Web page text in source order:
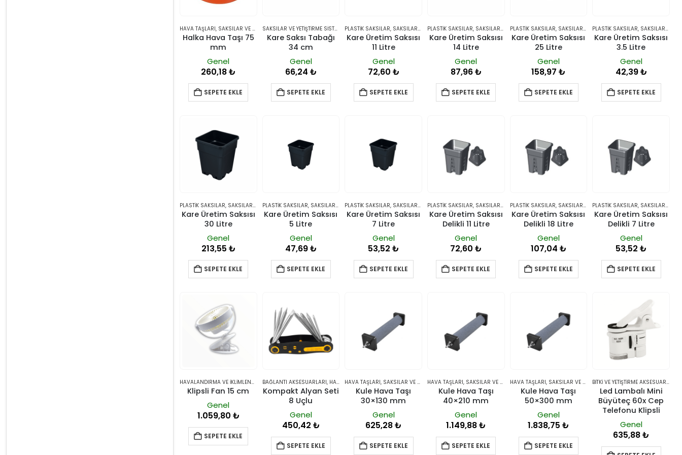
HAVA TAŞLARI, SAKSILAR VE YETIŞTIRME SISTEMLERI
Halka Hava Taşı 75
mm
Genel
260,18₺
SEPETE EKLE
SAKSILAR VE YETIŞTIRME SISTEMLERI ,TABAK VE ALTLIKLAR
Kare Saksı Tabağı
34 cm
Genel
66,24 ₺
SEPETE EKLE
PLASTIK SAKSILAR, SAKSILAR VE YETIŞTIRME SISTEMLERI
Kare Üretim Saksısı
11 Litre
Genel
72,60 ₺
SEPETE EKLE
PLASTIK SAKSILAR, SAKSILAR VE YETIŞTIRME SISTEMLERI
Kare Üretim Saksısı
14 Litre
Genel
87,96₺
SEPETE EKLE
PLASTIK SAKSILAR, SAKSILAR VE YETIŞTIRME SISTEMLERI
Kare Üretim Saksısı
25 Litre
Genel
158,97₺
SEPETE EKLE
PLASTIK SAKSILAR, SAKSILAR VE YETIŞTIRME SISTEMLERI
Kare Üretim Saksısı
3.5 Litre
Genel
42,39₺
SEPETE EKLE
PLASTIK SAKSILAR, SAKSILAR VE YETIŞTIRME SISTEMLERI
Kare Üretim Saksısı
30 Litre
Genel
213,55 ₺
SEPETE EKLE
PLASTIK SAKSILAR, SAKSILAR VE YETIŞTIRME SISTEMLERI
Kare Üretim Saksısı
5 Litre
Genel
47,69₺
SEPETE EKLE
PLASTIK SAKSILAR, SAKSILAR VE YETIŞTIRME SISTEMLERI
Kare Üretim Saksısı
7 Litre
Genel
53,52₺
SEPETE EKLE
PLASTIK SAKSILAR, SAKSILAR VE YETIŞTIRME SISTEMLERI
Kare Üretim Saksısı
Delikli 11 Litre
Genel
72,60₺
SEPETE EKLE
PLASTIK SAKSILAR, SAKSILAR VE YETIŞTIRME SISTEMLERI
Kare Üretim Saksısı
Delikli 18 Litre
Genel
107,04 ₺
SEPETE EKLE
PLASTIK SAKSILAR, SAKSILAR VE YETIŞTIRME SISTEMLERI
Kare Üretim Saksısı
Delikli 7 Litre
Genel
53,52₺
SEPETE EKLE
HAVALANDIRMA VE İKLIMLENDIRME ,VANTILATÖRLER
Klipsli Fan 15 cm
Genel
1.059,80 ₺
SEPETE EKLE
BAĞLANTI AKSESUARLARI, HAVALANDIRMA VE İKLIMLENDIRME
Kompakt Alyan Seti
8 Uçlu
Genel
450,42 ₺
SEPETE EKLE
HAVA TAŞLARI, SAKSILAR VE YETIŞTIRME SISTEMLERI
Kule Hava Taşı
30×130 mm
Genel
625,28₺
SEPETE EKLE
HAVA TAŞLARI, SAKSILAR VE YETIŞTIRME SISTEMLERI
Kule Hava Taşı
40×210 mm
Genel
1.149,88₺
SEPETE EKLE
HAVA TAŞLARI, SAKSILAR VE YETIŞTIRME SISTEMLERI
Kule Hava Taşı
50×300 mm
Genel
1.838,75₺
SEPETE EKLE
BITKI VE YETIŞTIRME AKSESUARLARI
Led Lambalı Mini
Büyüteç 60x Cep
Telefonu Klipsli
Genel
635,88₺